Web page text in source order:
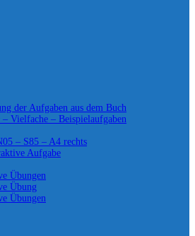
der Aufgaben aus dem Buch
Vielfache – Beispielaufgaben
– S85 – A4 rechts
Aufgabe
Übungen
Übung
Übungen